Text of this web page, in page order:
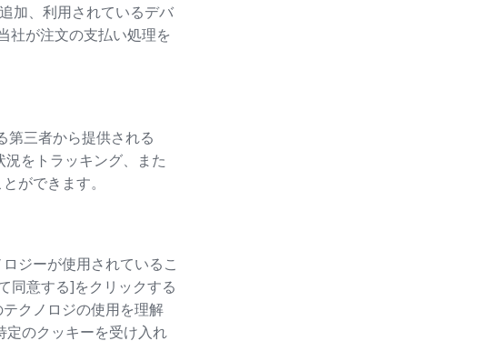
加、利用されているデバ
社が注文の支払い処理を
第三者から提供される
をトラッキング、また
ができます。
ジーが使用されているこ
同意する]をクリックする
クノロジの使用を理解
定のクッキーを受け入れ